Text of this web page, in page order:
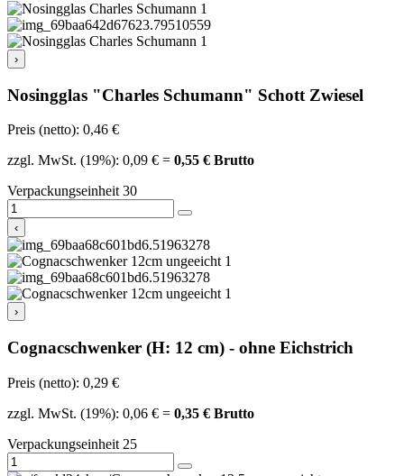
›
Nosingglas "Charles Schumann" Schott Zwiesel
Preis (netto): 0,46 €
zzgl. MwSt. (19%): 0,09 € = 0,55 € Brutto
Verpackungseinheit 30
‹
›
Cognacschwenker (H: 12 cm) - ohne Eichstrich
Preis (netto): 0,29 €
zzgl. MwSt. (19%): 0,06 € = 0,35 € Brutto
Verpackungseinheit 25